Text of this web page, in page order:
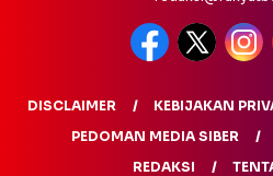
DISCLAIMER KEBIJAKAN
PEDOMAN MEDIA SIBER
REDAKSI